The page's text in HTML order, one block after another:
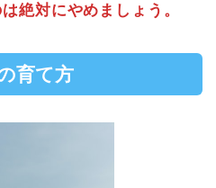
絶対にやめましょう。
育て方